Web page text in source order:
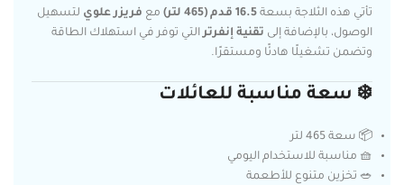
تأتي هذه الثلاجة بسعة 16.5 قدم (465 لتر) مع فريزر علوي لتسهيل
الوصول، بالإضافة إلى تقنية إنفرتر التي توفر في استهلاك الطاقة
وتضمن تشغيلًا هادئًا ومستقرًا.
❄️ سعة مناسبة للعائلات
📦 سعة 465 لتر
🧺 مناسبة للاستخدام اليومي
🥗 تخزين متنوع للأطعمة